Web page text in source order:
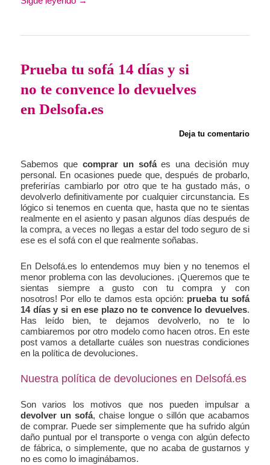
Prueba tu sofá 14 días y si
no te convence lo devuelves
en Delsofa.es
Deja tu comentario
Sabemos que comprar un sofáes una decisión muy
personal. En ocasiones puede que, después de probarlo,
preferirías cambiarlo por otro que te ha gustado más, o
devolverlo definitivamente por cualquier circunstancia. Es
lógico si tenemos en cuenta que, hasta que no te sientas
realmente en el asiento y pasan algunos días después de
la compra, a veces no llegas a estar del todo seguro de si
ese es el sofá con el que realmente soñabas.
En Delsofá.es lo entendemos muy bien y no tenemos el
menor problema con las devoluciones. ¡Queremos que te
sientas siempre a gusto con tu compra y con
nosotros! Por ello te damos esta opción: prueba tu sofá
14 días y si en ese plazo no te convence lo devuelves.
Has leído bien, te dejamos devolverlo, no te lo
cambiaremos por otro modelo como hacen otros. En este
post vamos a detallarte cuáles son nuestras condiciones
en la política de devoluciones.
Nuestra política de devoluciones en Delsofá.es
Son varios los motivos que nos pueden impulsar a
devolver un sofá, chaise longue o sillón que acabamos
de comprar. Puede ser simplemente que ha sufrido algún
daño puntual por el transporte o venga con algún defecto
de fábrica, o simplemente, que no acaba de gustarnos y
no es como lo imaginábamos.